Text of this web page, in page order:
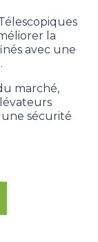
la
avec une
marché,
sécurité